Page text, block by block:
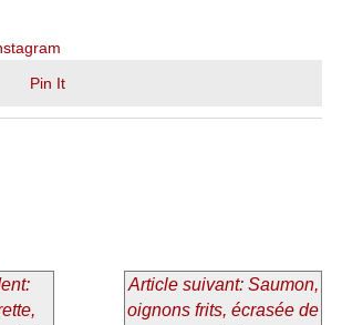
Pin It
Article suivant: Saumon,
oignons frits, écrasée de